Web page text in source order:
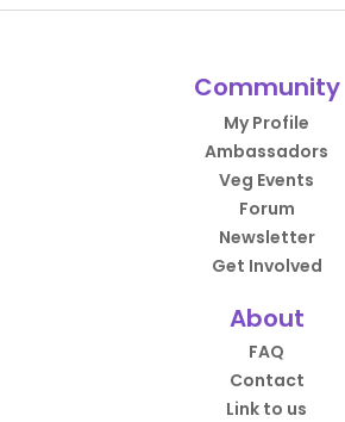
Community
My Profile
Ambassadors
Veg Events
Forum
Newsletter
Get Involved
About
FAQ
Contact
Link to us